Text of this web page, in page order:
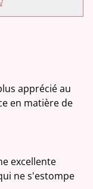
apprécié au
en matière de
excellente
ne s'estompe